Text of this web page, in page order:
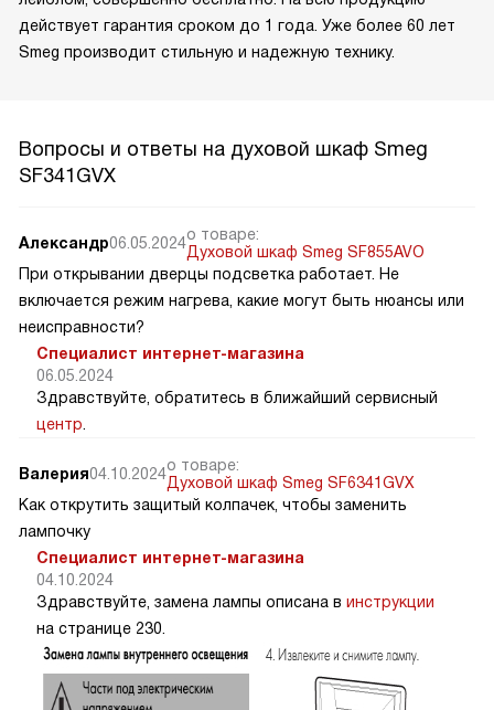
действует гарантия сроком до 1 года. Уже более 60 лет
Smeg производит стильную и надежную технику.
Вопросы и ответы на духовой шкаф Smeg
SF341GVX
Александр06.05.2024о товаре:
Духовой шкаф Smeg SF855AVO
При открывании дверцы подсветка работает. Не
включается режим нагрева, какие могут быть нюансы или
неисправности?
Специалист интернет-магазина
06.05.2024
Здравствуйте, обратитесь в ближайший сервисный
центр
Валерия04.10.2024о товаре:
Духовой шкаф Smeg SF6341GVX
Как открутить защитый колпачек, чтобы заменить
лампочку
Специалист интернет-магазина
04.10.2024
Здравствуйте, замена лампы описана в инструкции
на странице 230.